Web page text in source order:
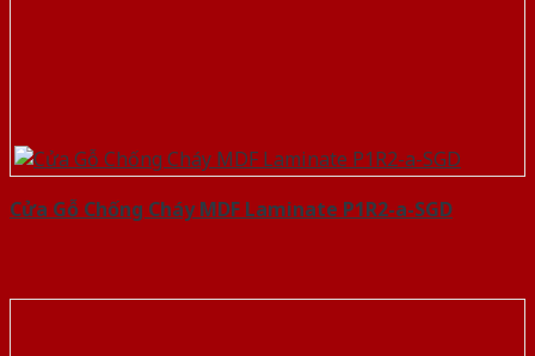
Cửa Gỗ Chống Cháy MDF Laminate P1R2-a-SGD